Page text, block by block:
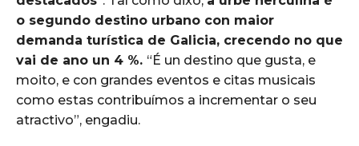
o segundo destino urbano con maior
demanda turística de Galicia, crecendo no que
vai de ano un 4 %. “É un destino que gusta, e
moito, e con grandes eventos e citas musicais
como estas contribuímos a incrementar o seu
atractivo”, engadiu.